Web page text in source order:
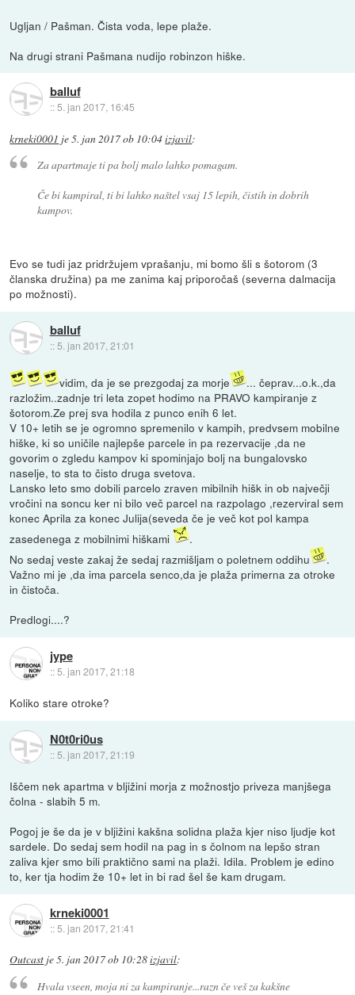
Ugljan / Pašman. Čista voda, lepe plaže.
Na drugi strani Pašmana nudijo robinzon hiške.
balluf
::5. jan 2017, 16:45
krneki0001 je5. jan 2017 ob 10:04izjavil:
Za apartmaje ti pa bolj malo lahko pomagam.
Če bi kampiral, ti bi lahko naštel vsaj 15 lepih, čistih in dobrih
kampov.
Evo se tudi jaz pridržujem vprašanju, mi bomo šli s šotorom (3
članska družina) pa me zanima kaj priporočaš (severna dalmacija
po možnosti).
balluf
:: 5. jan 2017, 21:01
vidim, da je se prezgodaj za morje
... čeprav...o.k.,da
razložim..zadnje tri leta zopet hodimo na PRAVO kampiranje z
šotorom.Ze prej sva hodila z punco enih 6 let.
V 10+ letih se je ogromno spremenilo v kampih, predvsem mobilne
hiške, ki so uničile najlepše parcele in pa rezervacije ,da ne
govorim o zgledu kampov ki spominjajo bolj na bungalovsko
naselje, to sta to čisto druga svetova.
Lansko leto smo dobili parcelo zraven mibilnih hišk in ob največji
vročini na soncu ker ni bilo več parcel na razpolago ,rezerviral sem
konec Aprila za konec Julija(seveda če je več kot pol kampa
zasedenega z mobilnimi hiškami
.
No sedaj veste zakaj že sedaj razmišljam o poletnem oddihu
.
Važno mi je ,da ima parcela senco,da je plaža primerna za otroke
in čistoča.
Predlogi....?
jype
::5. jan 2017, 21:18
Koliko stare otroke?
N0t0ri0us
:: 5. jan 2017, 21:19
Iščem nek apartma v bljižini morja z možnostjo priveza manjšega
čolna - slabih 5 m.
Pogoj je še da je v bljižini kakšna solidna plaža kjer niso ljudje kot
sardele. Do sedaj sem hodil na pag in s čolnom na lepšo stran
zaliva kjer smo bili praktično sami na plaži. Idila. Problem je edino
to, ker tja hodim že 10+ let in bi rad šel še kam drugam.
krneki0001
::5. jan 2017, 21:41
Outcast je5. jan 2017 ob 10:28izjavil:
Hvala vseen, moja ni za kampiranje...razn če veš za kakšne